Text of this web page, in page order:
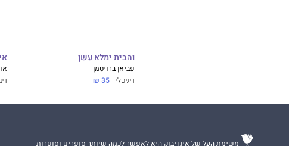
רינת גלבוע, רפי יניגר,והבית ימלא עשן
פביאן ברויטמן
דיגיטלי 35 ₪
משימת העל של אינדיבוק היא לאפשר לכמה שיותר סופרים וסופרות